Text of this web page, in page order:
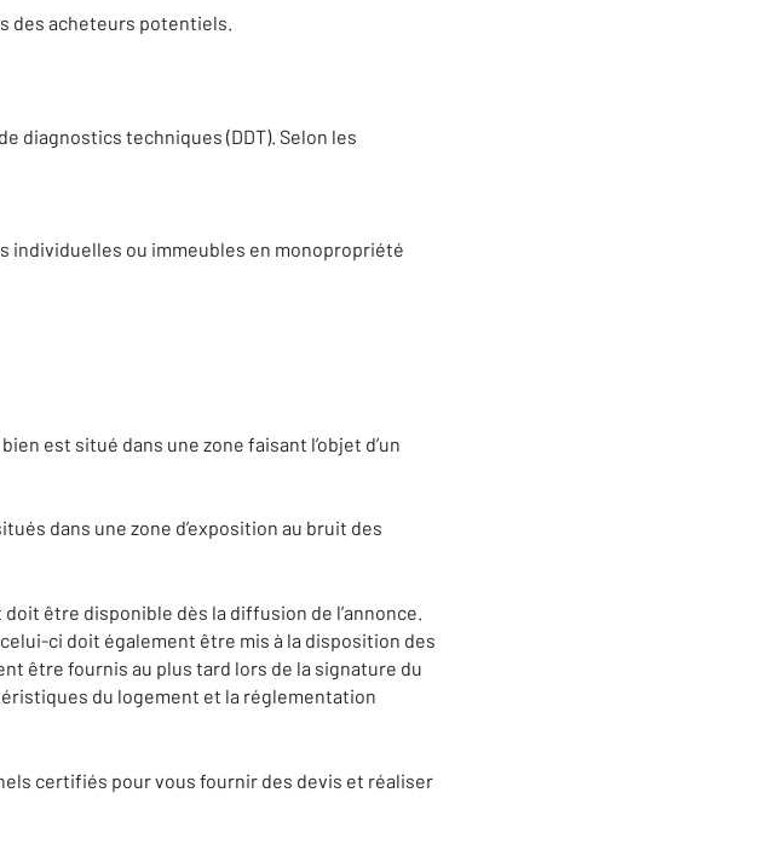
des acheteurs potentiels.
diagnostics techniques (DDT). Selon les
individuelles ou immeubles en monopropriété
est situé dans une zone faisant l’objet d’un
dans une zone d’exposition au bruit des
être disponible dès la diffusion de l’annonce.
ci doit également être mis à la disposition des
être fournis au plus tard lors de la signature du
du logement et la réglementation
certifiés pour vous fournir des devis et réaliser